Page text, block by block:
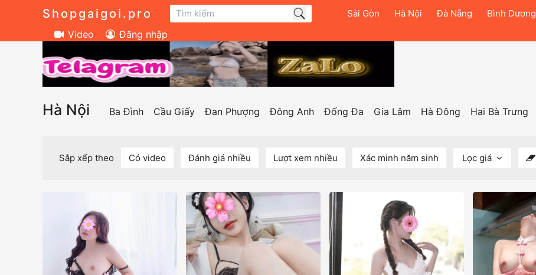
Shopgaigoi.pro Sài Gòn Hà Nội Đà Nẵng Bình Dương
Video Đăng nhập
Hà Nội Ba Đình Cầu Giấy Đan Phượng Đông Anh Đống Đa Gia Lâm Hà Đông Hai Bà Trưng
Sắp xếp theo Có video Đánh giá nhiều Lượt xem nhiều Xác minh năm sinh Lọc giá